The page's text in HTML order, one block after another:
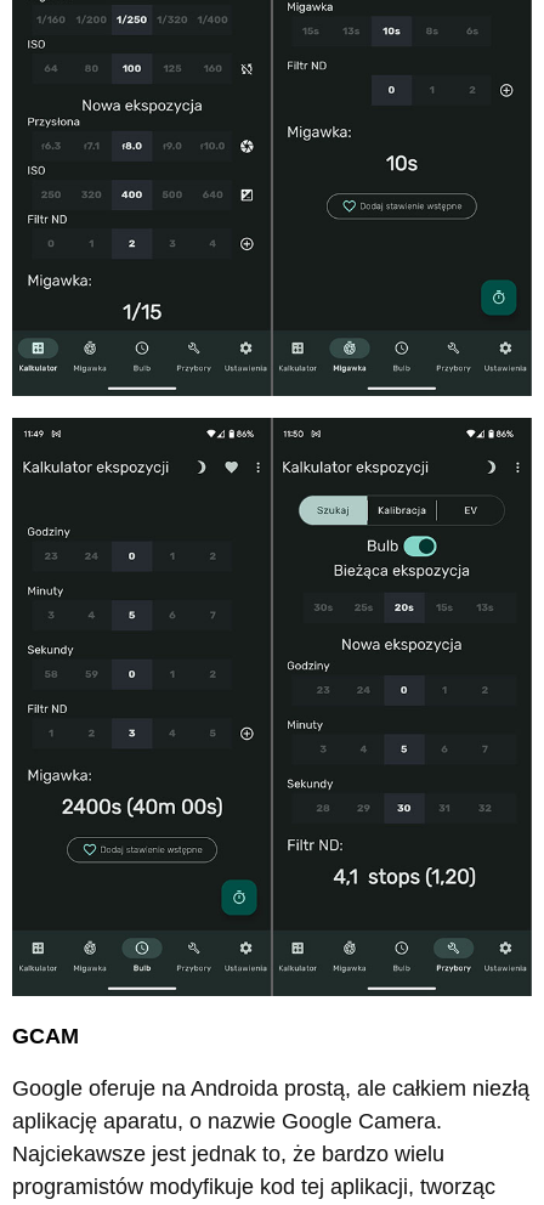
GCAM
Google oferuje na Androida prostą, ale całkiem niezłą
aplikację aparatu, o nazwie Google Camera.
Najciekawsze jest jednak to, że bardzo wielu
programistów modyfikuje kod tej aplikacji, tworząc